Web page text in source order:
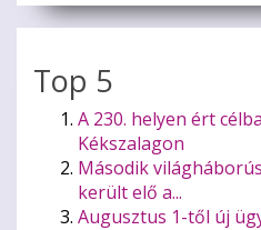
Top 5
A 230. helyen ért
Kékszalagon
Második
került elő a...
Augusztus 1-től új